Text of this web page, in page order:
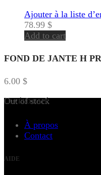
Ajouter à la liste
78.99 $
Add to cart
FOND DE JANTE H
6.00 $
Out of stock
LE VÉLO CAFÉ
À propos
Contact
AIDE